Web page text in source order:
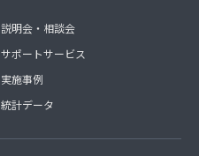
説明会・相談会
サポートサービス
実施事例
統計データ